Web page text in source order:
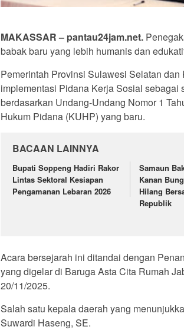
MAKASSAR – pantau24jam.net.
babak baru yang lebih humanis dan
Pemerintah Provinsi Sulawesi Selatan
implementasi Pidana Kerja Sosial sebagai
berdasarkan Undang-Undang Nomor 1
Hukum Pidana (KUHP) yang baru.
BACAAN LAINNYA
Bupati Soppeng Hadiri Rakor
Lintas Sektoral Kesiapan
Pengamanan Lebaran 2026
Samaun
Kanan
Hilang
Republik
Acara bersejarah ini ditandai dengan
yang digelar di Baruga Asta Cita Rumah
20/11/2025.
Salah satu kepala daerah yang
Suwardi Haseng, SE.